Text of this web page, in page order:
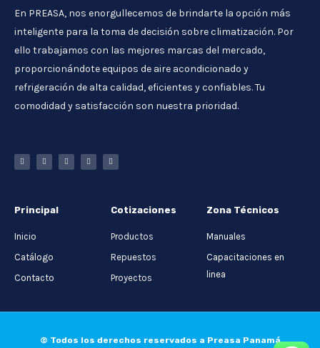
En PREASA, nos enorgullecemos de brindarte la opción más
inteligente para la toma de decisión sobre climatización. Por
ello trabajamos con las mejores marcas del mercado,
proporcionándote equipos de aire acondicionado y
refrigeración de alta calidad, eficientes y confiables. Tu
comodidad y satisfacción son nuestra prioridad.
Principal
Inicio
Catálogo
Contacto
Cotizaciones
Productos
Repuestos
Proyectos
Zona Técnicos
Manuales
Capacitaciones en
linea
© Todos los derechos reservados a Preasa Panamá